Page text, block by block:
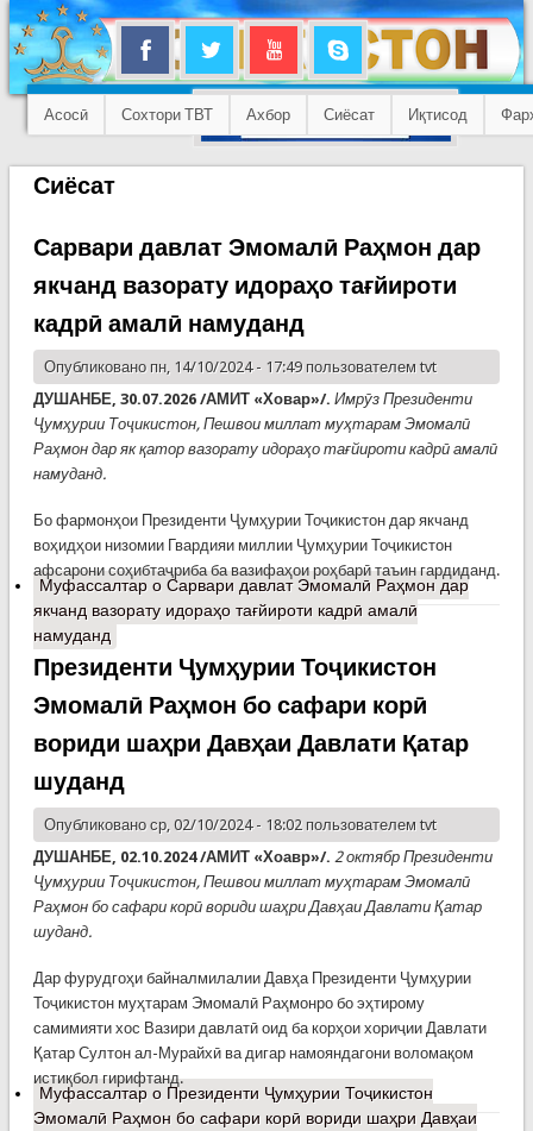
Асосӣ Сохтори ТВТ Ахбор Сиёсат Иқтисод
Сиёсат
Сарвари давлат Эмомалӣ Раҳмон дар
якчанд вазорату идораҳо тағйироти
кадрӣ амалӣ намуданд
Опубликовано пн, 14/10/2024 - 17:49 пользователем tvt
ДУШАНБЕ, 30.07.2026 /АМИТ «Ховар»/. Имрӯз Президенти
Ҷумҳурии Тоҷикистон, Пешвои миллат муҳтарам Эмомалӣ
Раҳмон дар як қатор вазорату идораҳо тағйироти кадрӣ амалӣ
намуданд.
Бо фармонҳои Президенти Ҷумҳурии Тоҷикистон дар якчанд
воҳидҳои низомии Гвардияи миллии Ҷумҳурии Тоҷикистон
афсарони соҳибтаҷриба ба вазифаҳои роҳбарӣ таъин гардиданд.
Муфассалтаро Сарвари давлат Эмомалӣ Раҳмон дар
якчанд вазорату идораҳо тағйироти кадрӣ амалӣ
намуданд
Президенти Ҷумҳурии Тоҷикистон
Эмомалӣ Раҳмон бо сафари корӣ
вориди шаҳри Давҳаи Давлати Қатар
шуданд
Опубликовано ср, 02/10/2024 - 18:02 пользователем tvt
ДУШАНБЕ, 02.10.2024 /АМИТ «Хоавр»/. 2 октябр Президенти
Ҷумҳурии Тоҷикистон, Пешвои миллат муҳтарам Эмомалӣ
Раҳмон бо сафари корӣ вориди шаҳри Давҳаи Давлати Қатар
шуданд.
Дар фурудгоҳи байналмилалии Давҳа Президенти Ҷумҳурии
Тоҷикистон муҳтарам Эмомалӣ Раҳмонро бо эҳтирому
самимияти хос Вазири давлатӣ оид ба корҳои хориҷии Давлати
Қатар Султон ал-Мурайхӣ ва дигар намояндагони воломақом
истиқбол гирифтанд.
Муфассалтаро Президенти Ҷумҳурии Тоҷикистон
Эмомалӣ Раҳмон бо сафари корӣ вориди шаҳри Давҳаи